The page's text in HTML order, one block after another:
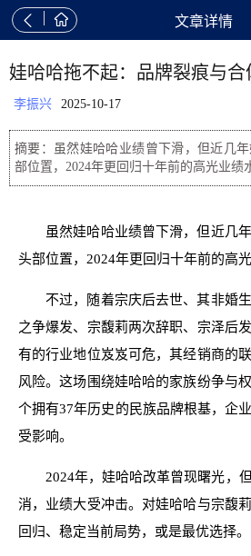
  文章详情
娃哈哈拖不起：品牌裂痕与合
李振兴 2025-10-17
摘要：虽然娃哈哈业绩曾下滑，但近几
部位置，2024年更回归十年前的高光业绩
虽然娃哈哈业绩曾下滑，但近几
头部位置，2024年更回归十年前的高光
不过，随着宗庆后去世、其非婚
之争爆发、宗馥莉两次辞职、宗泽后
有的行业地位岌岌可危，其经销商的
风险。这场围绕娃哈哈的家族纷争与
个拥有37年历史的民族品牌根基，企
受影响。
2024年，娃哈哈改革曾现曙光，
消，业绩大受冲击。对娃哈哈与宗馥
回归、稳定当前局势，或是最优选择。